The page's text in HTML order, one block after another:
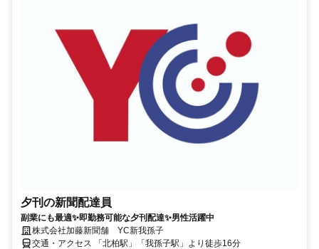
夕刊の新聞配達員
副業にも最適✨即勤務可能な夕刊配達✨男性活躍中
株式会社加藤新聞舗 YC新我孫子
交通・アクセス 「北柏駅」「我孫子駅」より徒歩16分